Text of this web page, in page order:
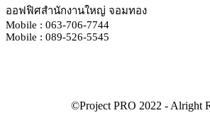
ออฟฟิศสำนักงานใหญ่ จอมทอง
Mobile : 063-706-7744
Mobile : 089-526-5545